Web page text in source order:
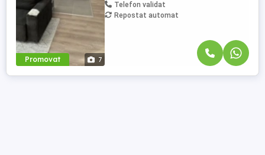
Promovat 7
Telefon validat
Repostat automat